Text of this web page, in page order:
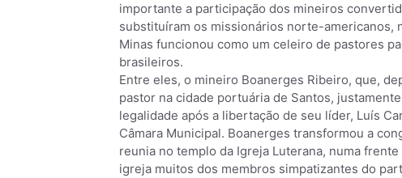
importante a participação dos mineiros
substituíram os missionários norte-americanos,
Minas funcionou como um celeiro de pastores
brasileiros.
Entre eles, o mineiro Boanerges Ribeiro, que,
pastor na cidade portuária de Santos,
legalidade após a libertação de seu líder, Luís
Câmara Municipal. Boanerges transformou a
reunia no templo da Igreja Luterana, numa
igreja muitos dos membros simpatizantes do